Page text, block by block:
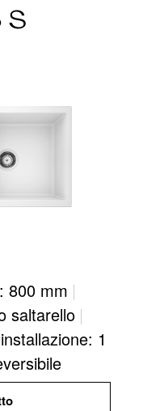
S
800 mm |
saltarello |
1